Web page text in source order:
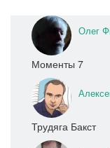
Олег
Моменты 7
Трудяга Бакст